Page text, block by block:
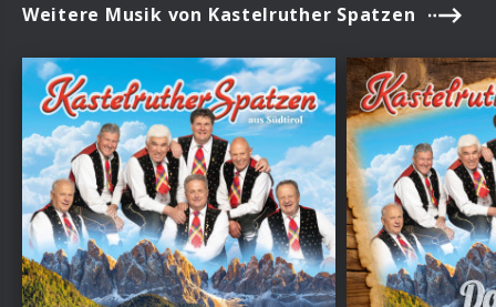
Weitere Musik von Kastelruther Spatzen